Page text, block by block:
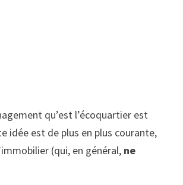
qu’est l’écoquartier est
idée est de plus en plus courante,
(qui, en général, ne